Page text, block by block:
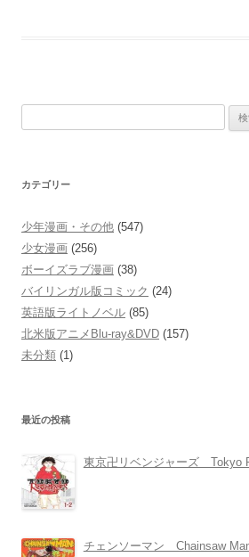
カテゴリー
少年漫画・その他 (547)
少女漫画 (256)
ボーイズラブ漫画 (38)
バイリンガル版コミック (24)
英語版ライトノベル (85)
北米版アニメBlu-ray&DVD (157)
未分類 (1)
最近の投稿
東京卍リベンジャーズ Tokyo
チェンソーマン Chainsaw